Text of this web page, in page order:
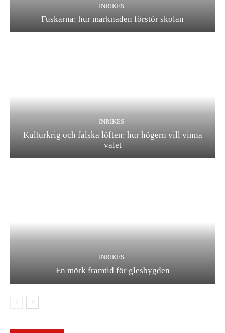
INRIKES
Fuskarna: hur marknaden förstör skolan
INRIKES
Kulturkrig och falska löften: hur högern vill vinna
valet
INRIKES
En mörk framtid för glesbygden